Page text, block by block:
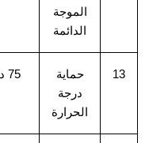
الموجة
الدائمة
13
حماية
درجة
الحرارة
75 درجة